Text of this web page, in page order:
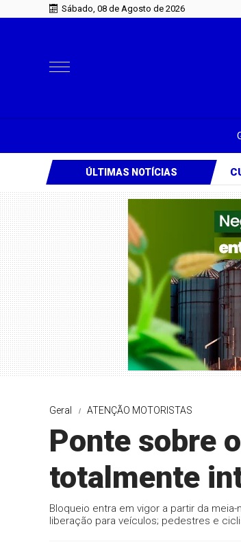
Sábado, 08 de Agosto de 2026
ÚLTIMAS NOTÍCIAS
Geral ATENÇÃO MOTORISTAS
Ponte sobre
totalmente
Bloqueio entra em vigor a partir da
liberação para veículos; pedestres e